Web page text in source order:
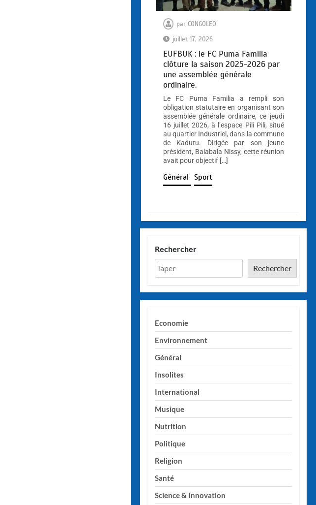
par CONGOLEO
juillet 17, 2026
EUFBUK : le FC Puma Familia
clôture la saison 2025-2026 par
une assemblée générale
ordinaire.
Le FC Puma Familia a rempli son
obligation statutaire en organisant son
assemblée générale ordinaire, ce jeudi
16 juillet 2026, à l’espace Pili Pili, situé
au quartier Industriel, dans la commune
de Kadutu. Dirigée par son jeune
président, Balabala Nissy, cette réunion
avait pour objectif […]
Général Sport
Rechercher
Rechercher
Economie
Environnement
Général
Insolites
International
Musique
Nutrition
Politique
Religion
Santé
Science & Innovation